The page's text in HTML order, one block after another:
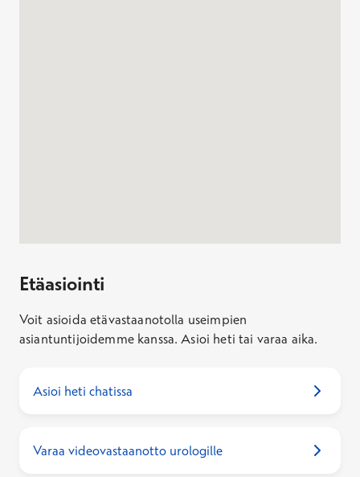
Etäasiointi
Voit asioida etävastaanotolla useimpien
asiantuntijoidemme kanssa. Asioi heti tai varaa aika.
Asioi heti chatissa
Varaa videovastaanotto urologille